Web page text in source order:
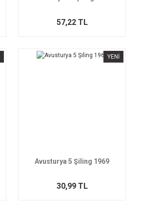
57,22 TL
YENİ
Avusturya 5 Şiling 1969
30,99 TL